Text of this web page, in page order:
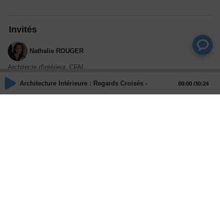
Invités
Nathalie ROUGER
Architecte d'intérieur, CFAI
Guillaume COTTINEAU
Architecture Intérieure : Regards Croisés - Regard croisés avec
00:00 30:24